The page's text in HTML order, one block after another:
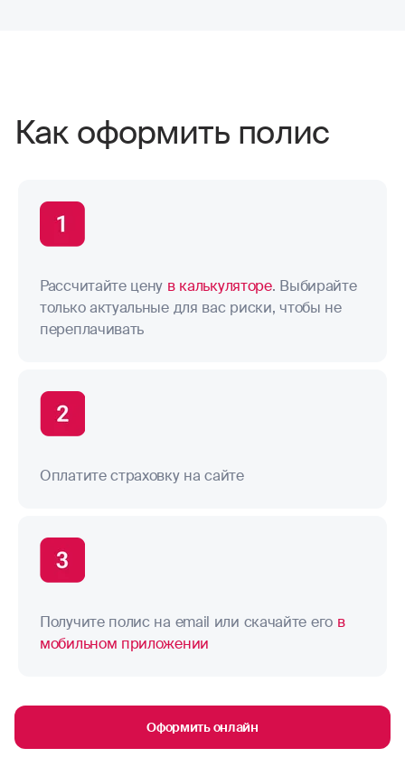
Как оформить полис
Рассчитайте цену в калькуляторе. Выбирайте
только актуальные для вас риски, чтобы не
переплачивать
Оплатите страховку на сайте
Получите полис на email или скачайте его в
мобильном приложении
Оформить онлайн